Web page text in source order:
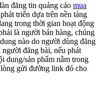
đăng tin quảng cáo mua
triển dựa trên nền tảng
trong thời gian hoạt động
là người bán hàng, chúng
nào do người dùng đăng
đăng bài, nếu phát
dung/sản phẩm nằm trong
gửi đường link đó cho